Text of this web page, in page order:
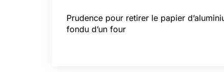
Prudence pour retirer le papier
fondu d’un four